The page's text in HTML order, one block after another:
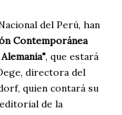
del Perú, han
Contemporánea
, que estará
directora del
quien contará su
de la